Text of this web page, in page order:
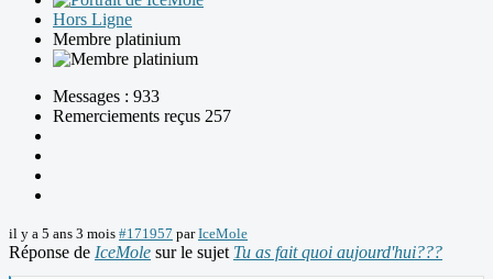
Hors Ligne
Membre platinium
Messages : 933
Remerciements reçus 257
il y a 5 ans 3 mois #171957 parIceMole
Réponse de IceMole sur le sujet Tu as fait quoi aujourd'hui???